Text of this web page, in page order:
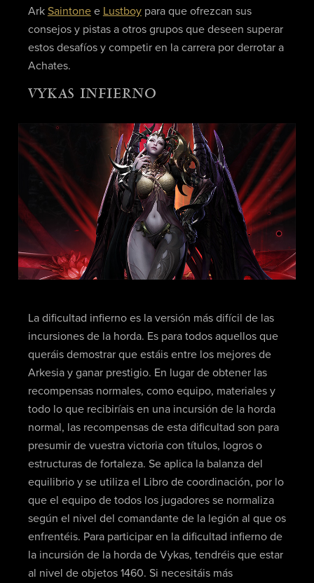
Ark Saintonee Lustboypara que ofrezcan sus
consejos y pistas a otros grupos que deseen superar
estos desafíos y competir en la carrera por derrotar a
Achates.
VYKAS INFIERNO
La dificultad infierno es la versión más difícil de las
incursiones de la horda. Es para todos aquellos que
queráis demostrar que estáis entre los mejores de
Arkesia y ganar prestigio. En lugar de obtener las
recompensas normales, como equipo, materiales y
todo lo que recibiríais en una incursión de la horda
normal, las recompensas de esta dificultad son para
presumir de vuestra victoria con títulos, logros o
estructuras de fortaleza. Se aplica la balanza del
equilibrio y se utiliza el Libro de coordinación, por lo
que el equipo de todos los jugadores se normaliza
según el nivel del comandante de la legión al que os
enfrentéis. Para participar en la dificultad infierno de
la incursión de la horda de Vykas, tendréis que estar
al nivel de objetos 1460. Si necesitáis más